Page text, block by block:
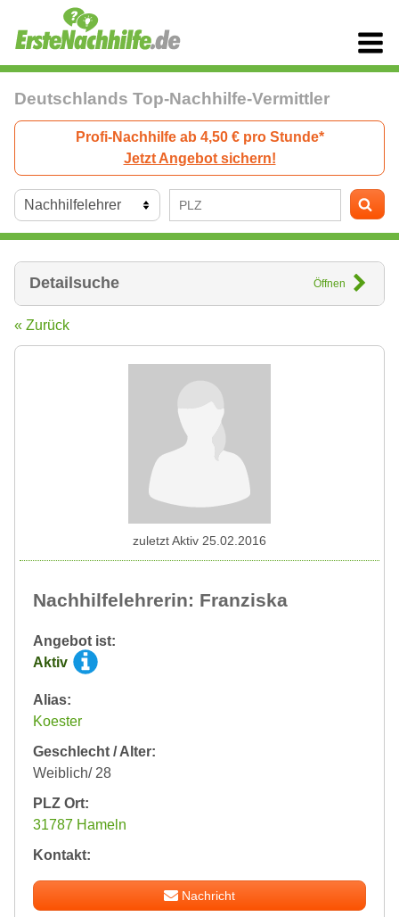
Deutschlands Top-Nachhilfe-Vermittler
Profi-Nachhilfe ab 4,50 € pro Stunde*
Jetzt Angebot sichern!
Detailsuche Öffnen
« Zurück
Nachhilfelehrerin: Franziska
Angebot ist:
Aktiv
Alias:
Koester
Geschlecht / Alter:
Weiblich/ 28
PLZ Ort:
31787 Hameln
Kontakt:
Nachricht
zuletzt Aktiv 25.02.2016